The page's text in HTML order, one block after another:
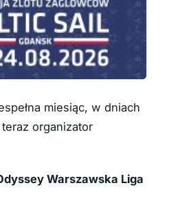
miesiąc, w dniach
organizator
Warszawska Liga